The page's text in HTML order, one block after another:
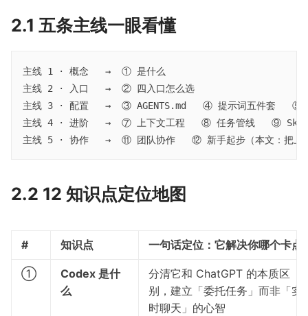
2.1 五条主线一眼看懂
主线 1 · 概念   →  ① 是什么
主线 2 · 入口   →  ② 四入口怎么选
主线 3 · 配置   →  ③ AGENTS.md   ④ 提示词五件套   ⑤
主线 4 · 进阶   →  ⑦ 上下文工程   ⑧ 任务管线   ⑨
2.2 12 知识点定位地图
# 知识点 一句话定位：它解决你哪个卡点
①
Codex 是什
么
分清它和 ChatGPT 的本质区
别，建立「委托任务」而非「实
时聊天」的心智